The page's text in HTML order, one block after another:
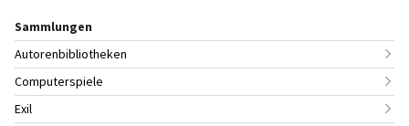
Sammlungen
Autorenbibliotheken
Computerspiele
Exil